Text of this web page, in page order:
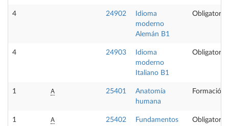
4 24902
Idioma
moderno
Alemán B1
Obligatoria
4 24903
Idioma
moderno
Italiano B1
Obligatoria
1 A 25401
Anatomía
humana
Formación
1 A 25402
Fundamentos
Obligatoria